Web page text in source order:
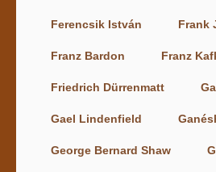
Ferencsik István Frank
Franz Bardon Franz
Friedrich Dürrenmatt
Gael Lindenfield
George Bernard Shaw